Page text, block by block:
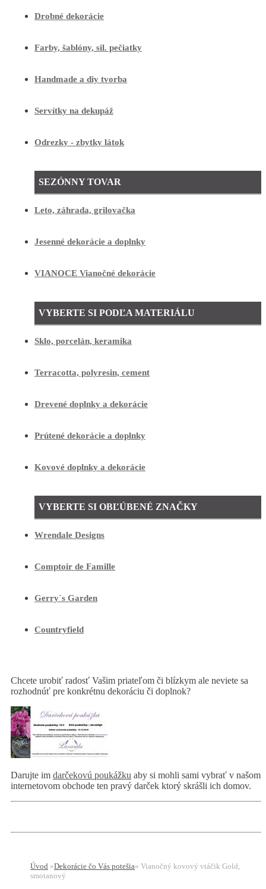
Drobné dekorácie
Farby, šablóny, sil. pečiatky
Handmade a diy tvorba
Servítky na dekupáž
Odrezky - zbytky látok
SEZÓNNY TOVAR
Leto, záhrada, grilovačka
Jesenné dekorácie a doplnky
VIANOCE Vianočné dekorácie
VYBERTE SI PODĽA MATERIÁLU
Sklo, porcelán, keramika
Terracotta, polyresin, cement
Drevené doplnky a dekorácie
Prútené dekorácie a doplnky
Kovové doplnky a dekorácie
VYBERTE SI OBĽÚBENÉ ZNAČKY
Wrendale Designs
Comptoir de Famille
Gerry`s Garden
Countryfield
Chcete urobiť radosť Vašim priateľom či blízkym ale neviete sa
rozhodnúť pre konkrétnu dekoráciu či doplnok?
Darujte im darčekovú poukážku aby si mohli sami vybrať v našom
internetovom obchode ten pravý darček ktorý skrášli ich domov.
Úvod »Dekorácie čo Vás potešia» Vianočný kovový vtáčik Gold,
smotanový